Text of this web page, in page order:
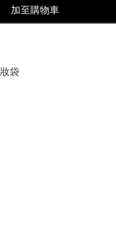
加至購物車
袋